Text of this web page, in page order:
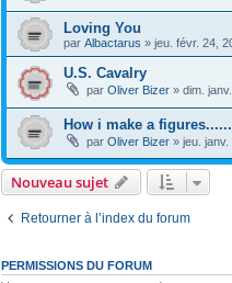
Loving You
par Albactarus » jeu. févr. 24,
U.S. Cavalry
par Oliver Bizer » dim.
How i make a
par Oliver Bizer » jeu. janv.
Nouveau sujet
Retourner à l’index du forum
PERMISSIONS DU FORUM